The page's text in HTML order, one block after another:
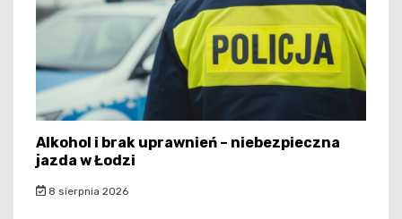
Alkohol i brak uprawnień – niebezpieczna
jazda w Łodzi
8 sierpnia 2026